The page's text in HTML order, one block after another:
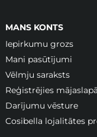
MANS KONTS
Iepirkumu grozs
Mani pasūtījumi
Vēlmju saraksts
Reģistrējies mājaslapā
Darījumu vēsture
Cosibella lojalitātes